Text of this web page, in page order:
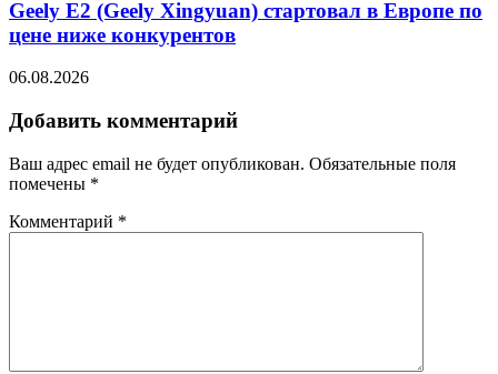
Geely E2 (Geely Xingyuan) стартовал в Европе по
цене ниже конкурентов
06.08.2026
Добавить комментарий
Ваш адрес email не будет опубликован. Обязательные поля
помечены *
Комментарий *